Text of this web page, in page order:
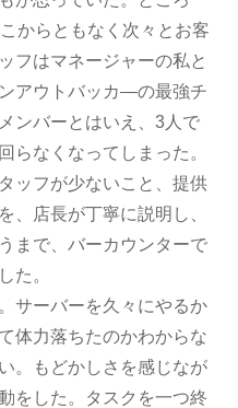
からともなく次々とお客
フはマネージャーの私と
アウトバッカ―の最強チ
ンバーとはいえ、3人で
らなくなってしまった。
ッフが少ないこと、提供
、店長が丁寧に説明し、
まで、バーカウンターで
た。
サーバーを久々にやるか
体力落ちたのかわからな
。もどかしさを感じなが
をした。タスクを一つ終